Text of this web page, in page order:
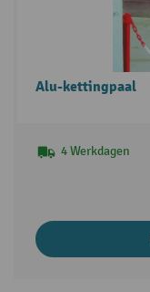
Alu-kettingpaal
4 Werkdagen